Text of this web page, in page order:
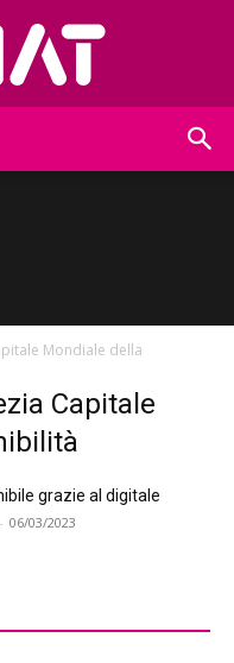
Mondiale della
Capitale
grazie al digitale
- 06/03/2023